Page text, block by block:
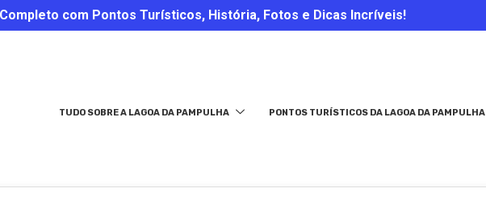
Completo com Pontos Turísticos, História, Fotos e Dicas Incríveis!
TUDO SOBRE A LAGOA DA PAMPULHA PONTOS TURÍSTICOS DA LAGOA DA PAMPULHA